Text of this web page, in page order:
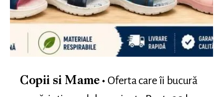
Copii si Mame
Oferta care îi bucură